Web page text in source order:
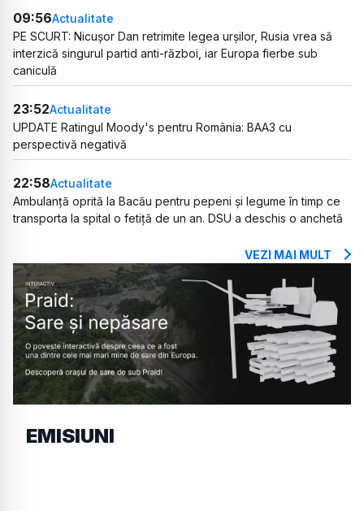
09:56Actualitate
PE SCURT: Nicușor Dan retrimite legea urșilor, Rusia vrea să
interzică singurul partid anti-război, iar Europa fierbe sub
caniculă
23:52Actualitate
UPDATE Ratingul Moody's pentru România: BAA3 cu
perspectivă negativă
22:58Actualitate
Ambulanță oprită la Bacău pentru pepeni și legume în timp ce
transporta la spital o fetiță de un an. DSU a deschis o anchetă
VEZI MAI MULT
EMISIUNI